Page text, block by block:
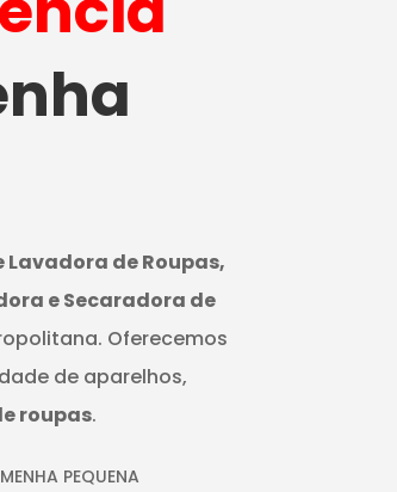
Lavadora de Roupas,
e Secaradora de
Oferecemos
de aparelhos,
roupas.
PEQUENA